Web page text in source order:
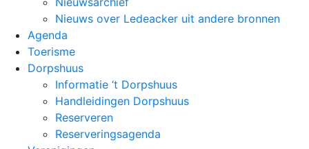
Nieuws over Ledeacker uit andere bronnen
Agenda
Toerisme
Dorpshuus
Informatie ‘t Dorpshuus
Handleidingen Dorpshuus
Reserveren
Reserveringsagenda